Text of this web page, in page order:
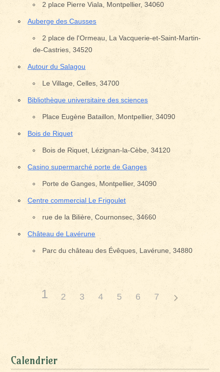
2 place Pierre Viala, Montpellier, 34060
Auberge des Causses
2 place de l'Ormeau, La Vacquerie-et-Saint-Martin-
de-Castries, 34520
Autour du Salagou
Le Village, Celles, 34700
Bibliothèque universitaire des sciences
Place Eugène Bataillon, Montpellier, 34090
Bois de Riquet
Bois de Riquet, Lézignan-la-Cèbe, 34120
Casino supermarché porte de Ganges
Porte de Ganges, Montpellier, 34090
Centre commercial Le Frigoulet
rue de la Bilière, Cournonsec, 34660
Château de Lavérune
Parc du château des Évêques, Lavérune, 34880
1 2 3 4 5 6 7
Calendrier